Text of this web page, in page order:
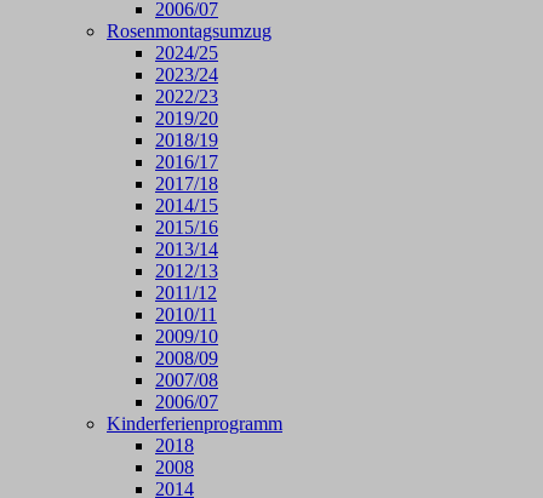
2006/07
Rosenmontagsumzug
2024/25
2023/24
2022/23
2019/20
2018/19
2016/17
2017/18
2014/15
2015/16
2013/14
2012/13
2011/12
2010/11
2009/10
2008/09
2007/08
2006/07
Kinderferienprogramm
2018
2008
2014